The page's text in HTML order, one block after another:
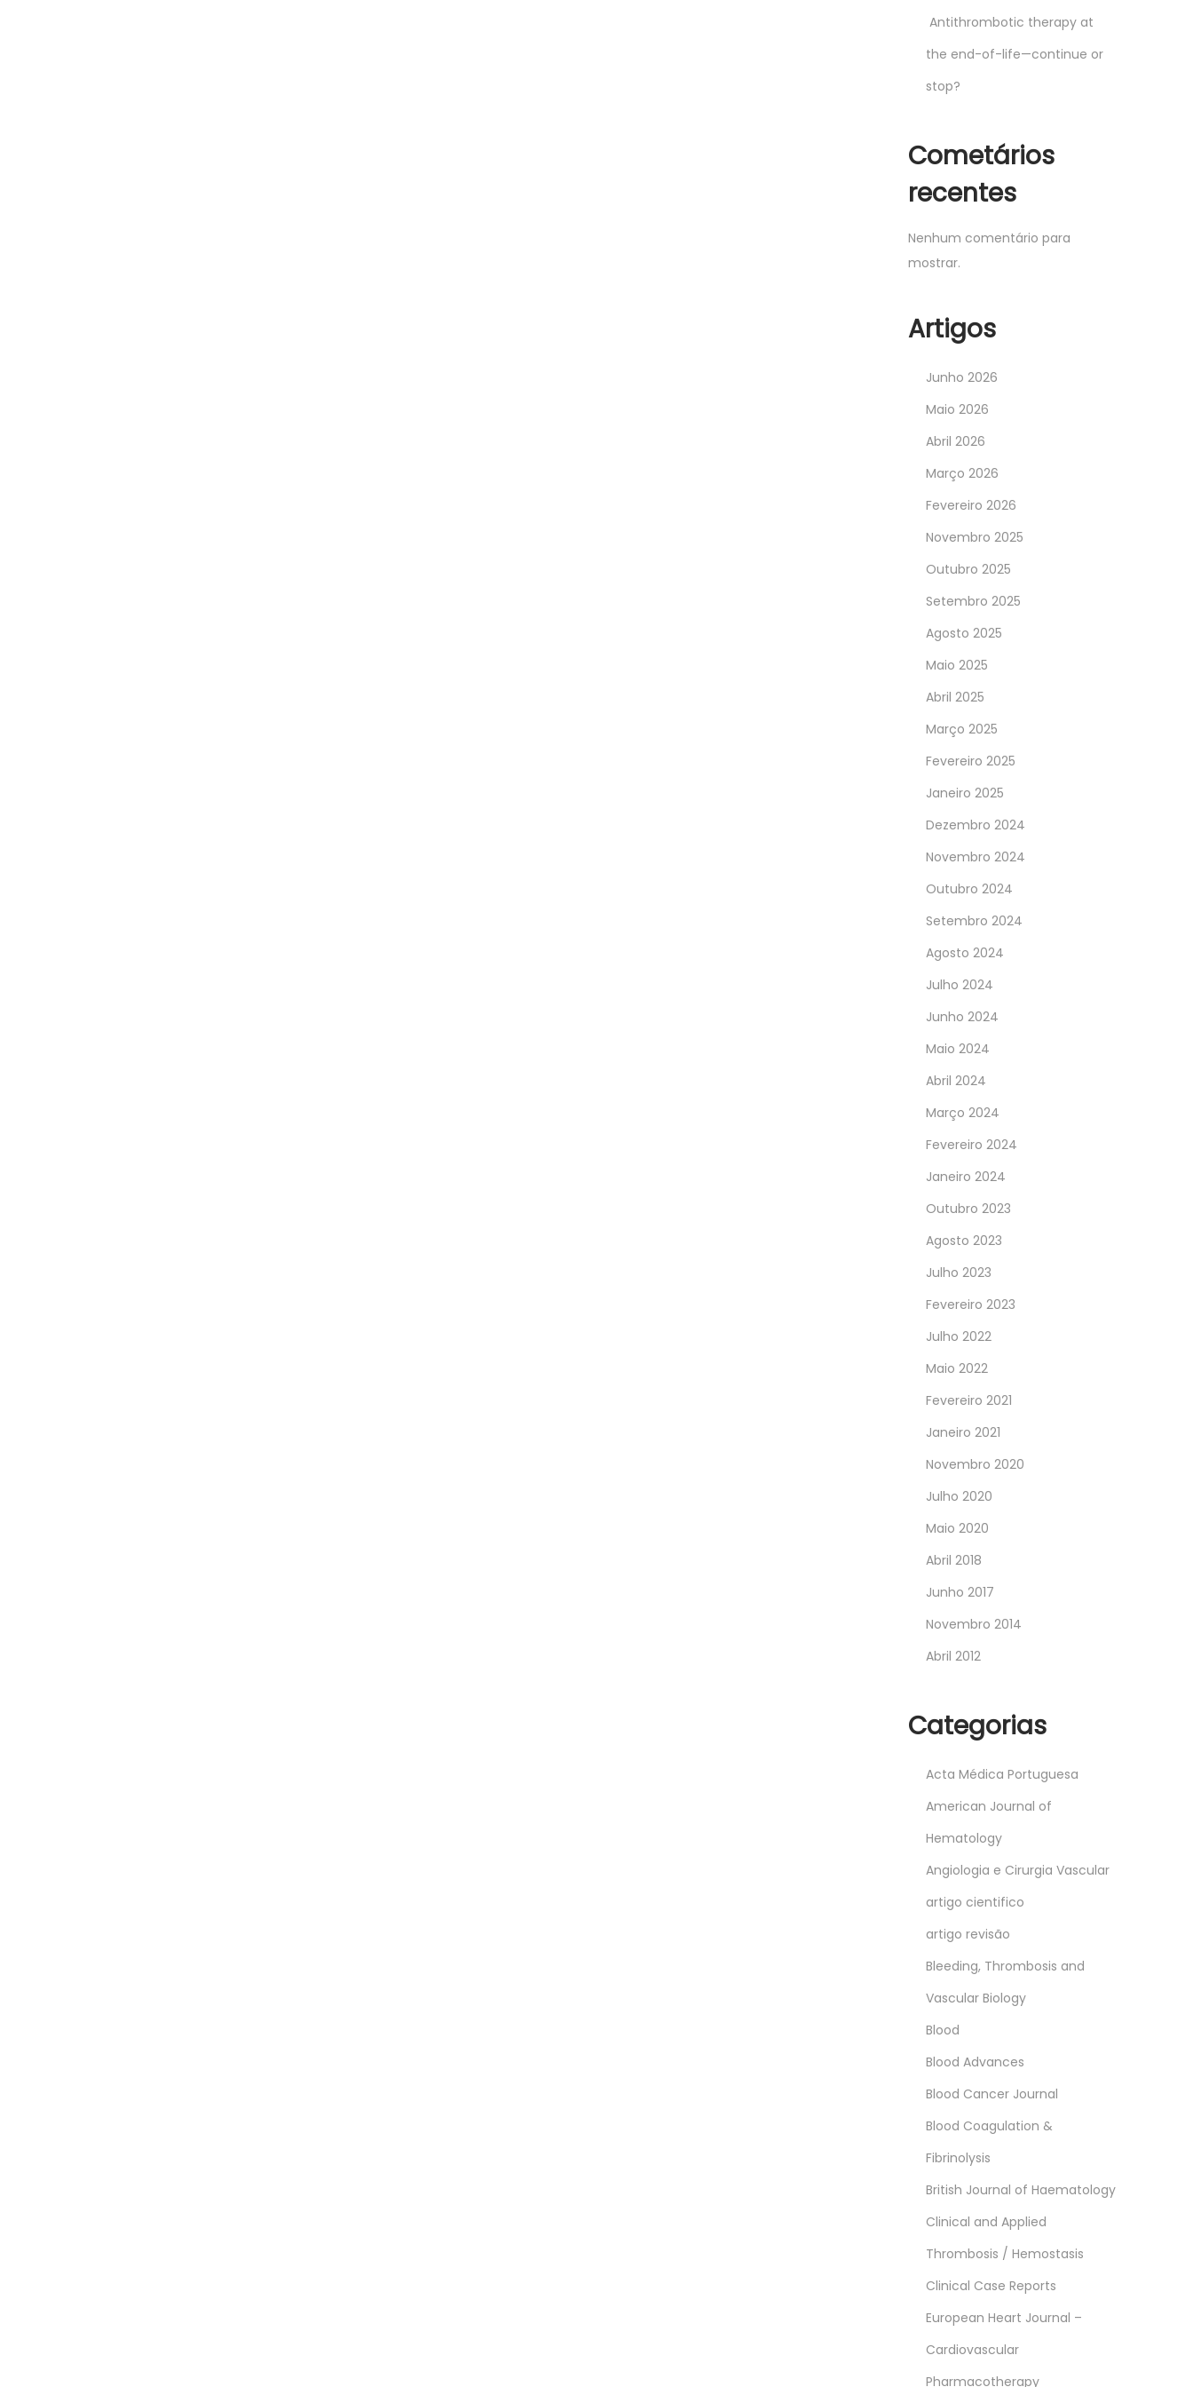
Antithrombotic therapy at
the end-of-life—continue or
stop?
Cometários
recentes
Nenhum comentário para
mostrar.
Artigos
Junho 2026
Maio 2026
Abril 2026
Março 2026
Fevereiro 2026
Novembro 2025
Outubro 2025
Setembro 2025
Agosto 2025
Maio 2025
Abril 2025
Março 2025
Fevereiro 2025
Janeiro 2025
Dezembro 2024
Novembro 2024
Outubro 2024
Setembro 2024
Agosto 2024
Julho 2024
Junho 2024
Maio 2024
Abril 2024
Março 2024
Fevereiro 2024
Janeiro 2024
Outubro 2023
Agosto 2023
Julho 2023
Fevereiro 2023
Julho 2022
Maio 2022
Fevereiro 2021
Janeiro 2021
Novembro 2020
Julho 2020
Maio 2020
Abril 2018
Junho 2017
Novembro 2014
Abril 2012
Categorias
Acta Médica Portuguesa
American Journal of
Hematology
Angiologia e Cirurgia Vascular
artigo cientifico
artigo revisão
Bleeding, Thrombosis and
Vascular Biology
Blood
Blood Advances
Blood Cancer Journal
Blood Coagulation &
Fibrinolysis
British Journal of Haematology
Clinical and Applied
Thrombosis / Hemostasis
Clinical Case Reports
European Heart Journal –
Cardiovascular
Pharmacotherapy